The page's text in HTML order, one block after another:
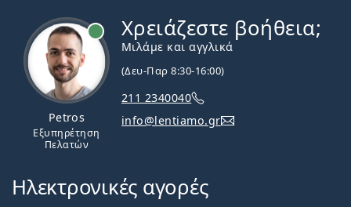
Petros
Εξυπηρέτηση
Πελατών
Χρειάζεστε βοήθεια;
Μιλάμε και αγγλικά
(Δευ-Παρ 8:30-16:00)
211 2340040
info@lentiamo.gr
Ηλεκτρονικές αγορές